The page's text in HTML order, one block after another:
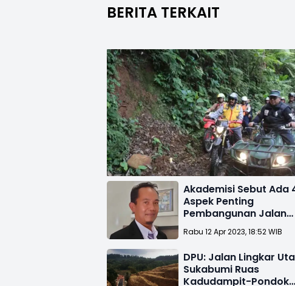
BERITA TERKAIT
Akademisi Sebut Ada
Aspek Penting
Pembangunan Jalan
Lingkar Utara Sukabumi
Rabu 12 Apr 2023, 18:52 WIB
DPU: Jalan Lingkar
Sukabumi Ruas
Kadudampit-Pondok